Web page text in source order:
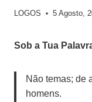
LOGOS 5 Agosto,
Sob a Tua
Não temas; de
homens.